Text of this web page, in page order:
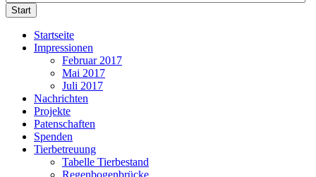
Startseite
Impressionen
Februar 2017
Mai 2017
Juli 2017
Nachrichten
Projekte
Patenschaften
Spenden
Tierbetreuung
Tabelle Tierbestand
Regenbogenbrücke